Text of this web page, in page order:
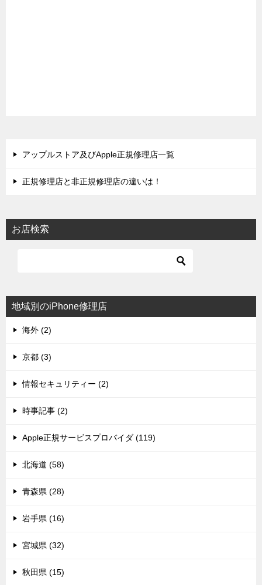
アップルストア及びApple正規修理店一覧
正規修理店と非正規修理店の違いは！
お店検索
地域別のiPhone修理店
海外 (2)
京都 (3)
情報セキュリティー (2)
時事記事 (2)
Apple正規サービスプロバイダ (119)
北海道 (58)
青森県 (28)
岩手県 (16)
宮城県 (32)
秋田県 (15)